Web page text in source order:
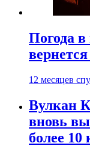
Погода
12 месяцев
Вулкан
вновь
более 10